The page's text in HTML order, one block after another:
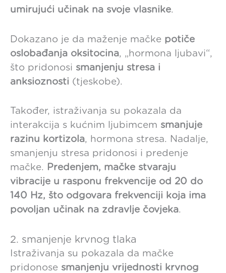
umirujući učinak na svoje vlasnike.
Dokazano je da maženje mačke potiče
oslobađanja oksitocina, „hormona ljubavi“,
što pridonosi smanjenju stresa i
anksioznosti (tjeskobe).
Također, istraživanja su pokazala da
interakcija s kućnim ljubimcem smanjuje
razinu kortizola, hormona stresa. Nadalje,
smanjenju stresa pridonosi i predenje
mačke. Predenjem, mačke stvaraju
vibracije u rasponu frekvencije od 20 do
140 Hz, što odgovara frekvenciji koja ima
povoljan učinak na zdravlje čovjeka.
2. smanjenje krvnog tlaka
Istraživanja su pokazala da mačke
pridonose smanjenju vrijednosti krvnog